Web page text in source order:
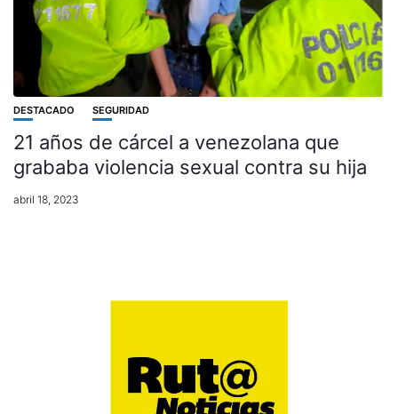
DESTACADO SEGURIDAD
21 años de cárcel a venezolana que
grababa violencia sexual contra su hija
abril 18, 2023